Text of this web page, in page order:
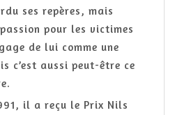
ses repères, mais
pour les victimes
de lui comme une
c’est aussi peut-être ce
il a reçu le Prix Nils